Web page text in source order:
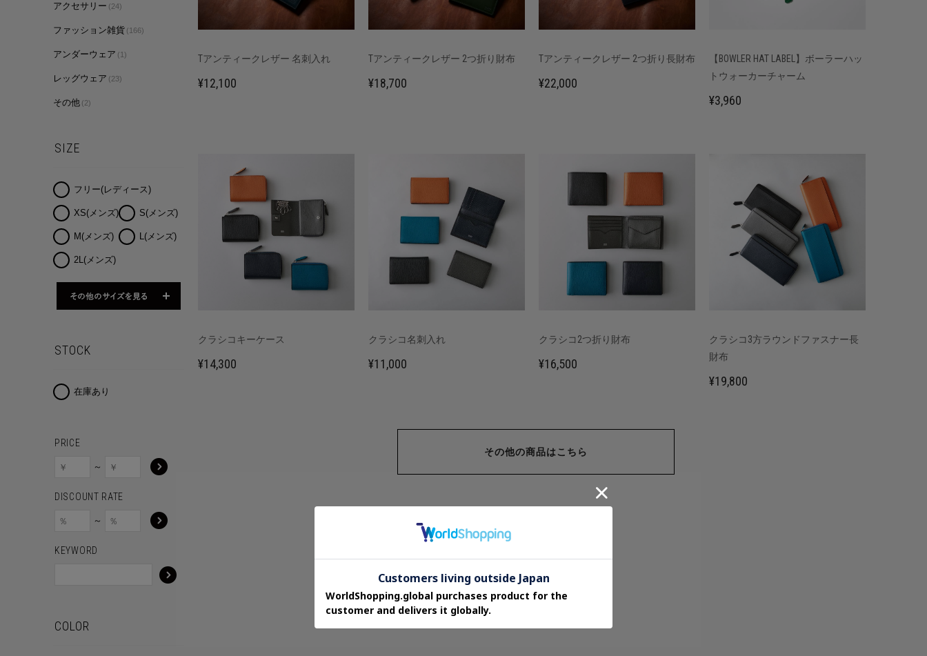
アクセサリー (24)
ファッション雑貨 (166)
アンダーウェア (1)
レッグウェア (23)
その他 (2)
SIZE
フリー(レディース)
XS(メンズ) S(メンズ)
M(メンズ) L(メンズ)
2L(メンズ)
STOCK
在庫あり
PRICE
～
DISCOUNT RATE
～
KEYWORD
COLOR
Tアンティークレザー 名刺入れ
¥12,100
Tアンティークレザー 2つ折り財布
¥18,700
Tアンティークレザー 2つ折り長財布
¥22,000
【BOWLER HAT LABEL】ボーラーハッ
トウォーカーチャーム
¥3,960
クラシコキーケース
¥14,300
クラシコ名刺入れ
¥11,000
クラシコ2つ折り財布
¥16,500
クラシコ3方ラウンドファスナー長
財布
¥19,800
その他の商品はこちら